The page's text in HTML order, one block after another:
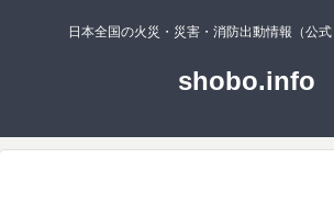
日本全国の火災・災害・消防出動情報（公式
shobo.info